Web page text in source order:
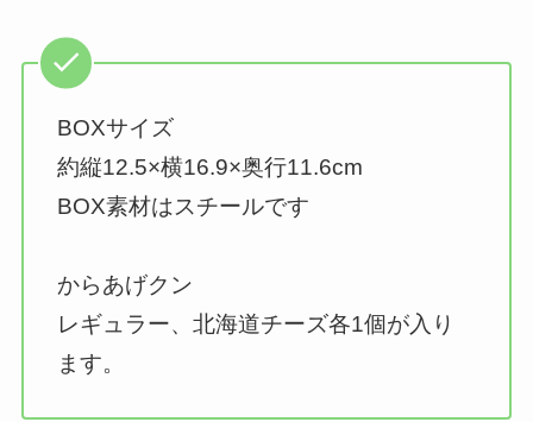
BOXサイズ
約縦12.5×横16.9×奥行11.6cm
BOX素材はスチールです
からあげクン
レギュラー、北海道チーズ各1個が入り
ます。